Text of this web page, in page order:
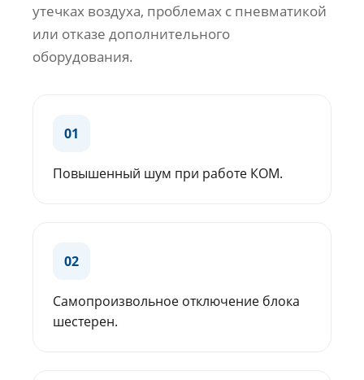
утечках воздуха, проблемах с пневматикой
или отказе дополнительного
оборудования.
01
Повышенный шум при работе КОМ.
02
Самопроизвольное отключение блока
шестерен.